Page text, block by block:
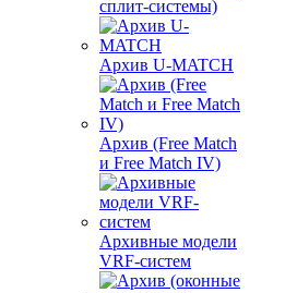
сплит-системы)
Архив U-MATCH
Архив (Free Match
и Free Match IV)
Архивные модели
VRF-систем